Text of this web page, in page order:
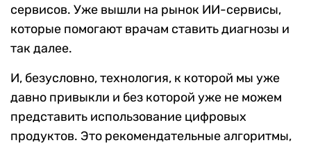
сервисов. Уже вышли на рынок ИИ-сервисы,
которые помогают врачам ставить диагнозы и
так далее.
И, безусловно, технология, к которой мы уже
давно привыкли и без которой уже не можем
представить использование цифровых
продуктов. Это рекомендательные алгоритмы,